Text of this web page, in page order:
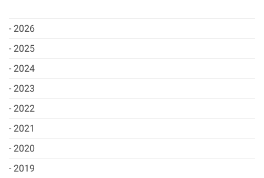
2026
2025
2024
2023
2022
2021
2020
2019